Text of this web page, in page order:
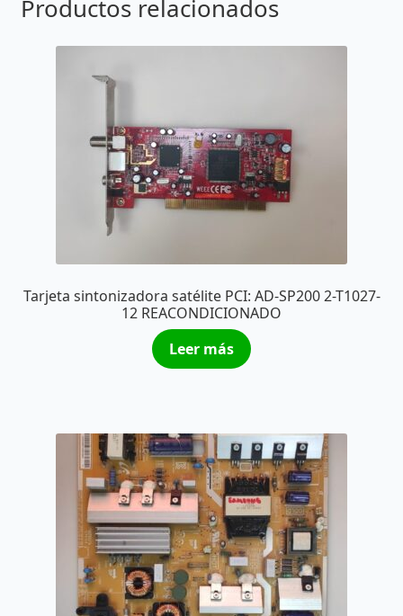
Productos relacionados
Tarjeta sintonizadora satélite PCI: AD-SP200 2-T1027-
12 REACONDICIONADO
Leer más